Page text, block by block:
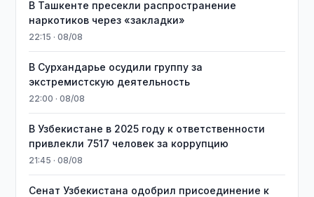
В Ташкенте пресекли распространение
наркотиков через «закладки»
22:15 · 08/08
В Сурхандарье осудили группу за
экстремистскую деятельность
22:00 · 08/08
В Узбекистане в 2025 году к ответственности
привлекли 7517 человек за коррупцию
21:45 · 08/08
Сенат Узбекистана одобрил присоединение к